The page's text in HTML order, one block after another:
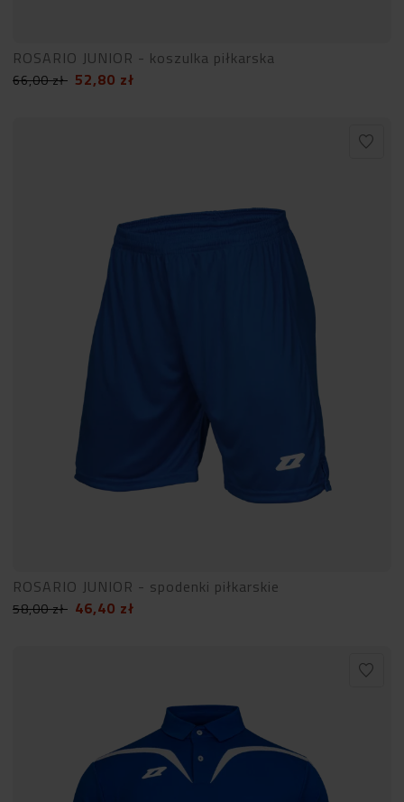
ROSARIO JUNIOR - koszulka piłkarska
66,00zł 52,80 zł
ROSARIO JUNIOR - spodenki piłkarskie
58,00zł 46,40 zł